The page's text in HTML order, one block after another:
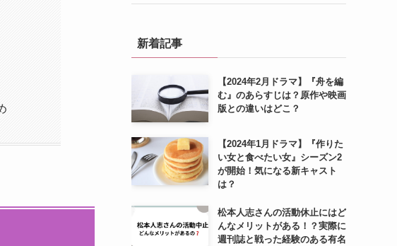
新着記事
【2024年2月ドラマ】『舟を編
む』のあらすじは？原作や映画
版との違いはどこ？
【2024年1月ドラマ】『作りた
い女と食べたい女』シーズン2
が開始！気になる新キャスト
は？
松本人志さんの活動休止にはど
んなメリットがある！？実際に
週刊誌と戦った経験のある有名